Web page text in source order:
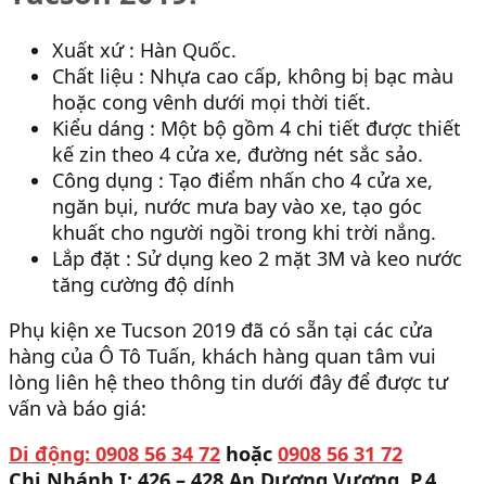
Xuất xứ : Hàn Quốc.
Chất liệu : Nhựa cao cấp, không bị bạc màu
hoặc cong vênh dưới mọi thời tiết.
Kiểu dáng : Một bộ gồm 4 chi tiết được thiết
kế zin theo 4 cửa xe, đường nét sắc sảo.
Công dụng : Tạo điểm nhấn cho 4 cửa xe,
ngăn bụi, nước mưa bay vào xe, tạo góc
khuất cho người ngồi trong khi trời nắng.
Lắp đặt : Sử dụng keo 2 mặt 3M và keo nước
tăng cường độ dính
Phụ kiện xe Tucson 2019 đã có sẵn tại các cửa
hàng của Ô Tô Tuấn, khách hàng quan tâm vui
lòng liên hệ theo thông tin dưới đây để được tư
vấn và báo giá:
Di động: 0908 56 34 72 hoặc 0908 56 31 72